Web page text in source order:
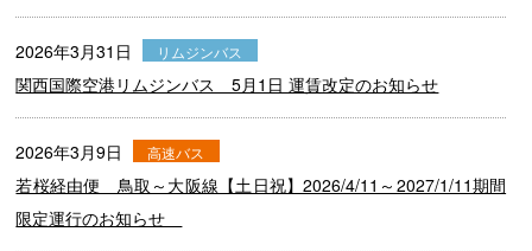
2026年3月31日 リムジンバス
関西国際空港リムジンバス 5月1日 運賃改定のお知らせ
2026年3月9日 高速バス
若桜経由便 鳥取～大阪線【土日祝】2026/4/11～2027/1/11期間
限定運行のお知らせ